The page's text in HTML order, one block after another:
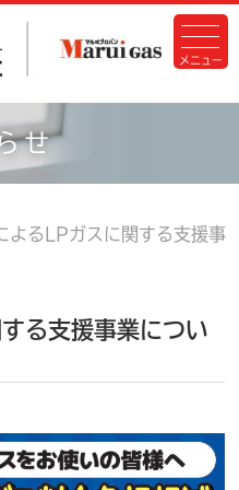
せ
よるLPガスに関する支援事
る支援事業につい